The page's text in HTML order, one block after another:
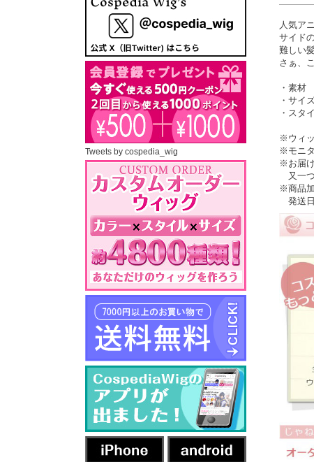
人気ア
サイド
難しい
さぁ、
・素
・サ
・スタ
※ウィ
※モニ
※お届
又一つ
※商品
発送日
Tweets by cospedia_wig